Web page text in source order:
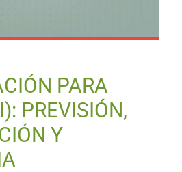
PARA
PREVISIÓN,
Y